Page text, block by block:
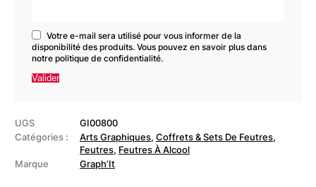
Votre e-mail sera utilisé pour vous informer de la
disponibilité des produits. Vous pouvez en savoir plus dans
notre politique de confidentialité.
UGS
GI00800
Catégories :
Arts Graphiques, Coffrets & Sets De Feutres,
Feutres, Feutres À Alcool
Marque
Graph’It